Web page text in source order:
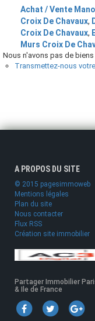
Achat / Vente
Croix De Chavaux,
Croix De Chavaux,
Murs Croix De
Nous n'avons pas de
Transmettez-nous
A PROPOS DU SITE
© 2015 pagesimmoweb
Mentions légales
Plan du site
Nous contacter
Flux RSS
Création site immobilier
Partager Immobilier
& Ile de France